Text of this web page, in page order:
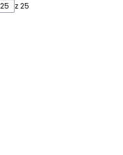
z 25